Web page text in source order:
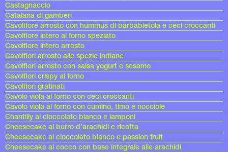
Castagnaccio
Catalana di gamberi
Cavolfiore arrosto con hummus di barbabietola e ceci croccanti
Cavolfiore intero al forno speziato
Cavolfiore intero arrosto
Cavolfiori arrosto alle spezie indiane
Cavolfiori arrosto con salsa yogurt e sesamo
Cavolfiori crispy al forno
Cavolfiori gratinati
Cavolo viola al forno con ceci croccanti
Cavolo viola al forno con cumino, timo e nocciole
Chantilly al cioccolato bianco e lamponi
Cheesecake al burro d’arachidi e ricotta
Cheesecake al cioccolato bianco e passion fruit
Cheesecake al cocco con base integrale alle arachidi